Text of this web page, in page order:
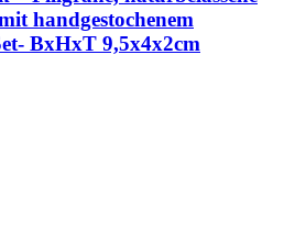
handgestochenem
BxHxT 9,5x4x2cm